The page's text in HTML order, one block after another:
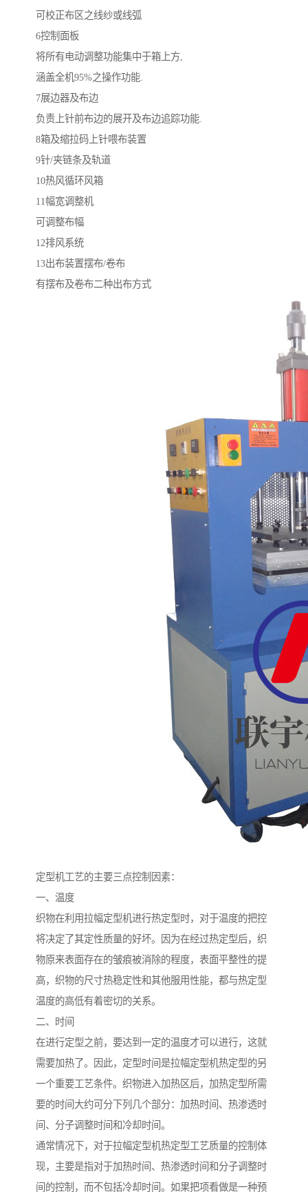
可校正布区之线纱或线弧
6控制面板
将所有电动调整功能集中于箱上方,
涵盖全机95%之操作功能.
7展边器及布边
负责上针前布边的展开及布边追踪功能.
8箱及缩拉码上针喂布装置
9针/夹链条及轨道
10热风循环风箱
11幅宽调整机
可调整布幅
12排风系统
13出布装置摆布/卷布
有摆布及卷布二种出布方式
定型机工艺的主要三点控制因素：
一、温度
织物在利用拉幅定型机进行热定型时，对于温度的把控
将决定了其定性质量的好坏。因为在经过热定型后，织
物原来表面存在的皱痕被消除的程度，表面平整性的提
高，织物的尺寸热稳定性和其他服用性能，都与热定型
温度的高低有着密切的关系。
二、时间
在进行定型之前，要达到一定的温度才可以进行，这就
需要加热了。因此，定型时间是拉幅定型机热定型的另
一个重要工艺条件。织物进入加热区后，加热定型所需
要的时间大约可分下列几个部分：加热时间、热渗透时
间、分子调整时间和冷却时间。
通常情况下，对于拉幅定型机热定型工艺质量的控制体
现，主要是指对于加热时间、热渗透时间和分子调整时
间的控制，而不包括冷却时间。如果把项看做是一种预